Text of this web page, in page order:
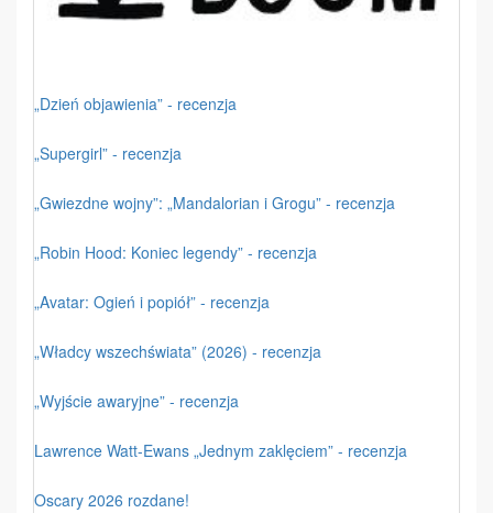
„Dzień objawienia” - recenzja
„Supergirl” - recenzja
„Gwiezdne wojny”: „Mandalorian i Grogu” - recenzja
„Robin Hood: Koniec legendy” - recenzja
„Avatar: Ogień i popiół” - recenzja
„Władcy wszechświata” (2026) - recenzja
„Wyjście awaryjne” - recenzja
Lawrence Watt-Ewans „Jednym zaklęciem” - recenzja
Oscary 2026 rozdane!